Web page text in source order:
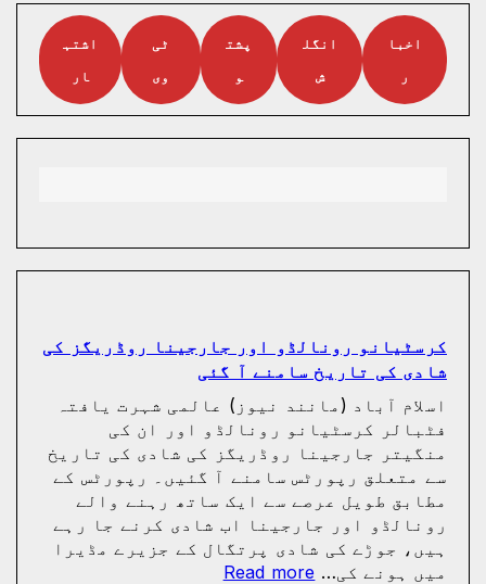
اخبا
انگل
پشت
اشتہ
کرسٹیانو رونالڈو اور جارجینا روڈریگز کی
شادی کی تاریخ سامنے آ گئی
اسلام آباد (مانند نیوز) عالمی شہرت یافتہ
فٹبالر کرسٹیانو رونالڈو اور ان کی
منگیتر جارجینا روڈریگز کی شادی کی تاریخ
سے متعلق رپورٹس سامنے آ گئیں۔ رپورٹس کے
مطابق طویل عرصے سے ایک ساتھ رہنے والے
رونالڈو اور جارجینا اب شادی کرنے جا رہے
ہیں، جوڑے کی شادی پرتگال کے جزیرے مڈیرا
میں ہونے کی…Read more
: